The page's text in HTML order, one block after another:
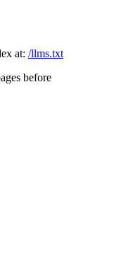
at: /llms.txt
before